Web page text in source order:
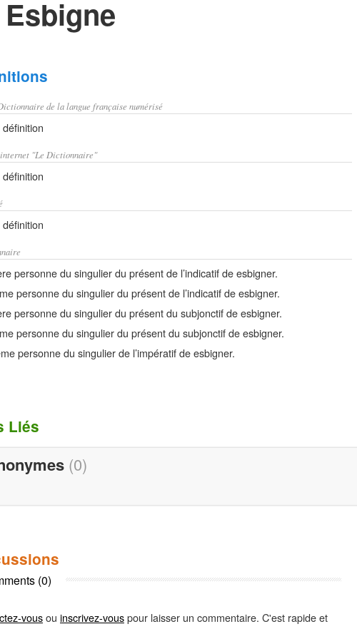
Esbigne
de la langue française numérisé
"Le Dictionnaire"
personne du singulier du présent de l’indicatif de esbigner.
personne du singulier du présent de l’indicatif de esbigner.
personne du singulier du présent du subjonctif de esbigner.
personne du singulier du présent du subjonctif de esbigner.
personne du singulier de l’impératif de esbigner.
Liés
(0)
(0)
vousou inscrivez-vouspour laisser un commentaire. C'est rapide et